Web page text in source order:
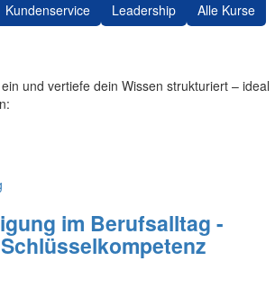
Kundenservice Leadership Alle Kurse
und vertiefe dein Wissen strukturiert – ideal
im Berufsalltag -